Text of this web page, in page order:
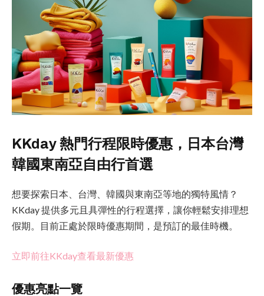
KKday 熱門行程限時優惠，日本台灣
韓國東南亞自由行首選
想要探索日本、台灣、韓國與東南亞等地的獨特風情？
KKday 提供多元且具彈性的行程選擇，讓你輕鬆安排理想
假期。目前正處於限時優惠期間，是預訂的最佳時機。
立即前往KKday查看最新優惠
優惠亮點一覽